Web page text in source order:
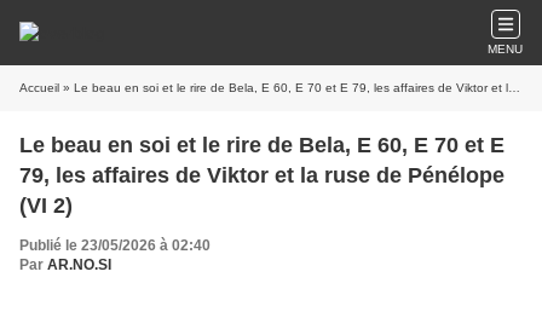
MENU
Accueil » Le beau en soi et le rire de Bela, E 60, E 70 et E 79, les affaires de Viktor et la ruse de Pénélope (VI 2)
Le beau en soi et le rire de Bela, E 60, E 70 et E
79, les affaires de Viktor et la ruse de Pénélope
(VI 2)
Publié le 23/05/2026 à 02:40
Par AR.NO.SI